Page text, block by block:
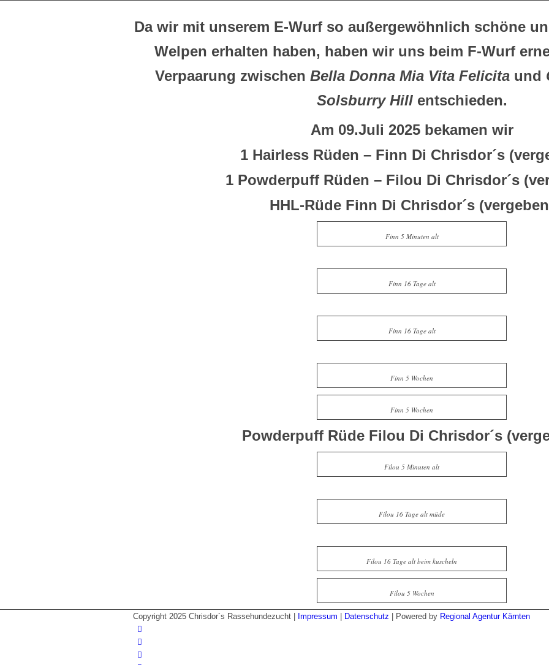
Da wir mit unserem E-Wurf so außergewöhnlich schöne
Welpen erhalten haben, haben wir uns beim F-Wurf
Verpaarung zwischen Bella Donna Mia Vita Felicitaund
Solsburry Hillentschieden.
Am 09.Juli 2025 bekamen wir
1 Hairless Rüden – Finn Di Chrisdor´s
1 Powderpuff Rüden – Filou Di Chrisdor´s
HHL-Rüde Finn Di Chrisdor´s
Finn 5 Minuten alt
Finn 16 Tage alt
Finn 16 Tage alt
Finn 5 Wochen
Finn 5 Wochen
Powderpuff Rüde Filou Di Chrisdor´s
Filou 5 Minuten alt
Filou 16 Tage alt müde
Filou 16 Tage alt beim kuscheln
Filou 5 Wochen
Copyright 2025 Chrisdor´s Rassehundezucht | Impressum Datenschutz | Powered by Regional Agentur Kärnten